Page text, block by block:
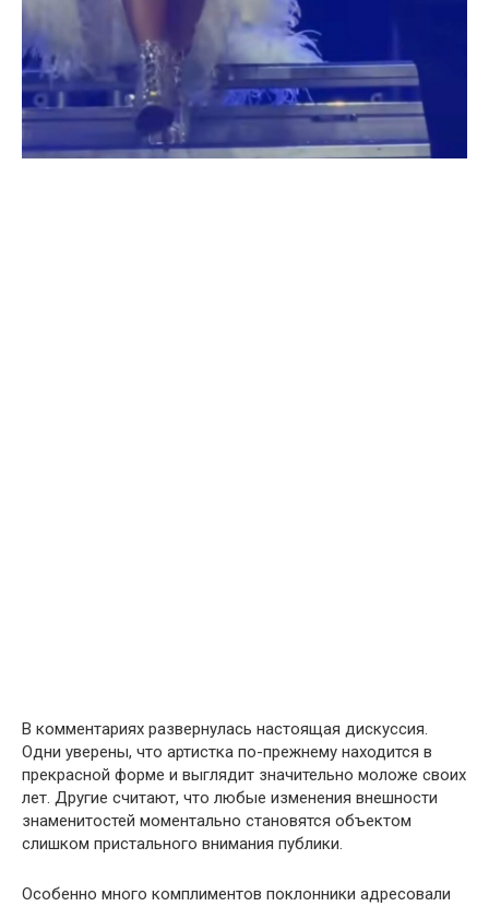
В комментариях развернулась настоящая дискуссия.
Одни уверены, что артистка по-прежнему находится в
прекрасной форме и выглядит значительно моложе своих
лет. Другие считают, что любые изменения внешности
знаменитостей моментально становятся объектом
слишком пристального внимания публики.
Особенно много комплиментов поклонники адресовали